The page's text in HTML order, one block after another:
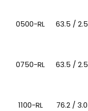
0500-RL 63.5 / 2.5
0750-RL 63.5 / 2.5
1100-RL 76.2 / 3.0